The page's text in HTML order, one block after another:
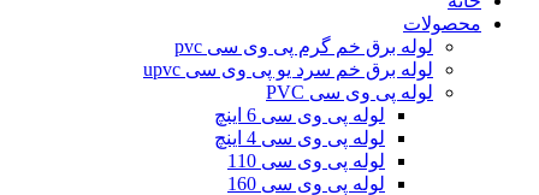
محصولات
لوله برق خم گرم پی وی سی pvc
لوله برق خم سرد یو پی وی سی upvc
لوله پی وی سی PVC
لوله پی وی سی 6 اینچ
لوله پی وی سی 4 اینچ
لوله پی وی سی 110
لوله پی وی سی 160